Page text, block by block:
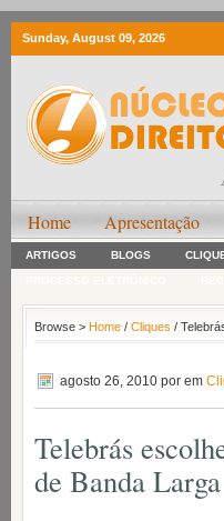
Sunday, August 09, 2026
Home Apresentação
ARTIGOS BLOGS
Browse > Home / Cliques /
agosto 26, 2010 por em
Telebrás
de Banda Larga